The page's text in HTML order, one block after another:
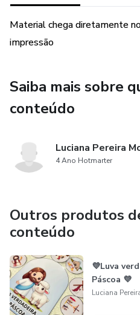
Ideal para usar com material
aprendizado mais visual e
Material chega diretamente
impressão
Saiba mais sobre
conteúdo
Luciana Pereira
4 Ano Hotmarter
Outros produtos
conteúdo
💜Luva
Páscoa 💜
Luciana